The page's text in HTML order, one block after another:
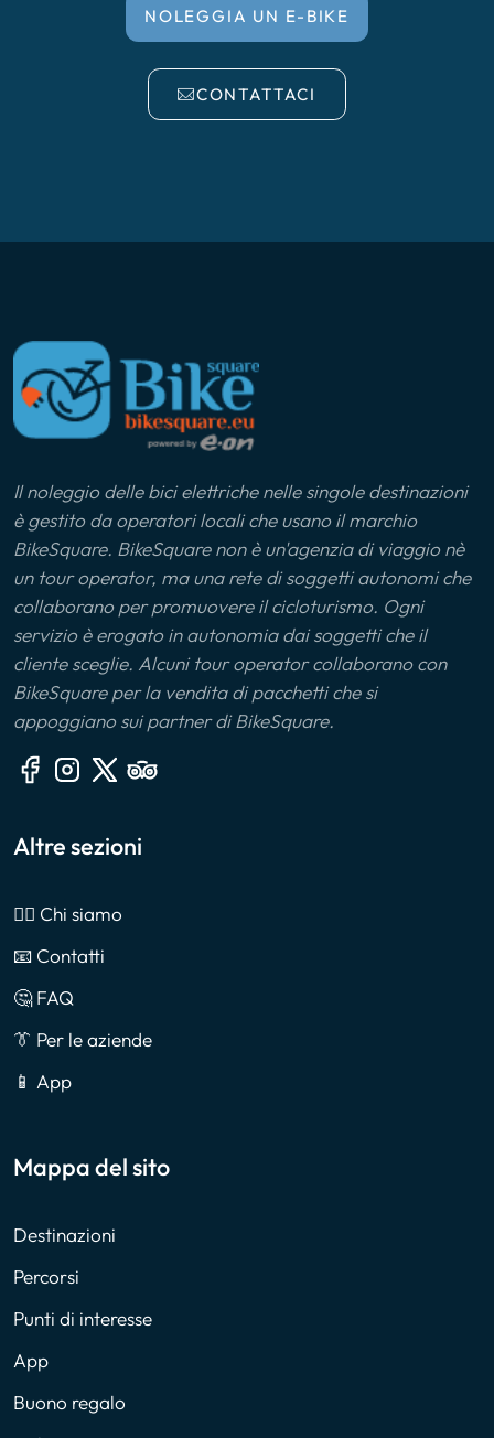
NOLEGGIA UN E-BIKE
CONTATTACI
Il noleggio delle bici elettriche nelle singole destinazioni
è gestito da operatori locali che usano il marchio
BikeSquare. BikeSquare non è un'agenzia di viaggio nè
un tour operator, ma una rete di soggetti autonomi che
collaborano per promuovere il cicloturismo. Ogni
servizio è erogato in autonomia dai soggetti che il
cliente sceglie. Alcuni tour operator collaborano con
BikeSquare per la vendita di pacchetti che si
appoggiano sui partner di BikeSquare.
Altre sezioni
🙎‍♂️ Chi siamo
📧 Contatti
🤔 FAQ
👔 Per le aziende
📱 App
Mappa del sito
Destinazioni
Percorsi
Punti di interesse
App
Buono regalo